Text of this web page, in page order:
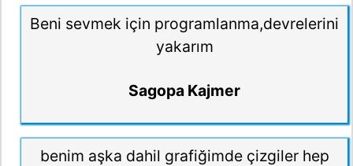
Beni sevmek için programlanma,devrelerini
yakarım
Sagopa Kajmer
benim aşka dahil grafiğimde çizgiler hep